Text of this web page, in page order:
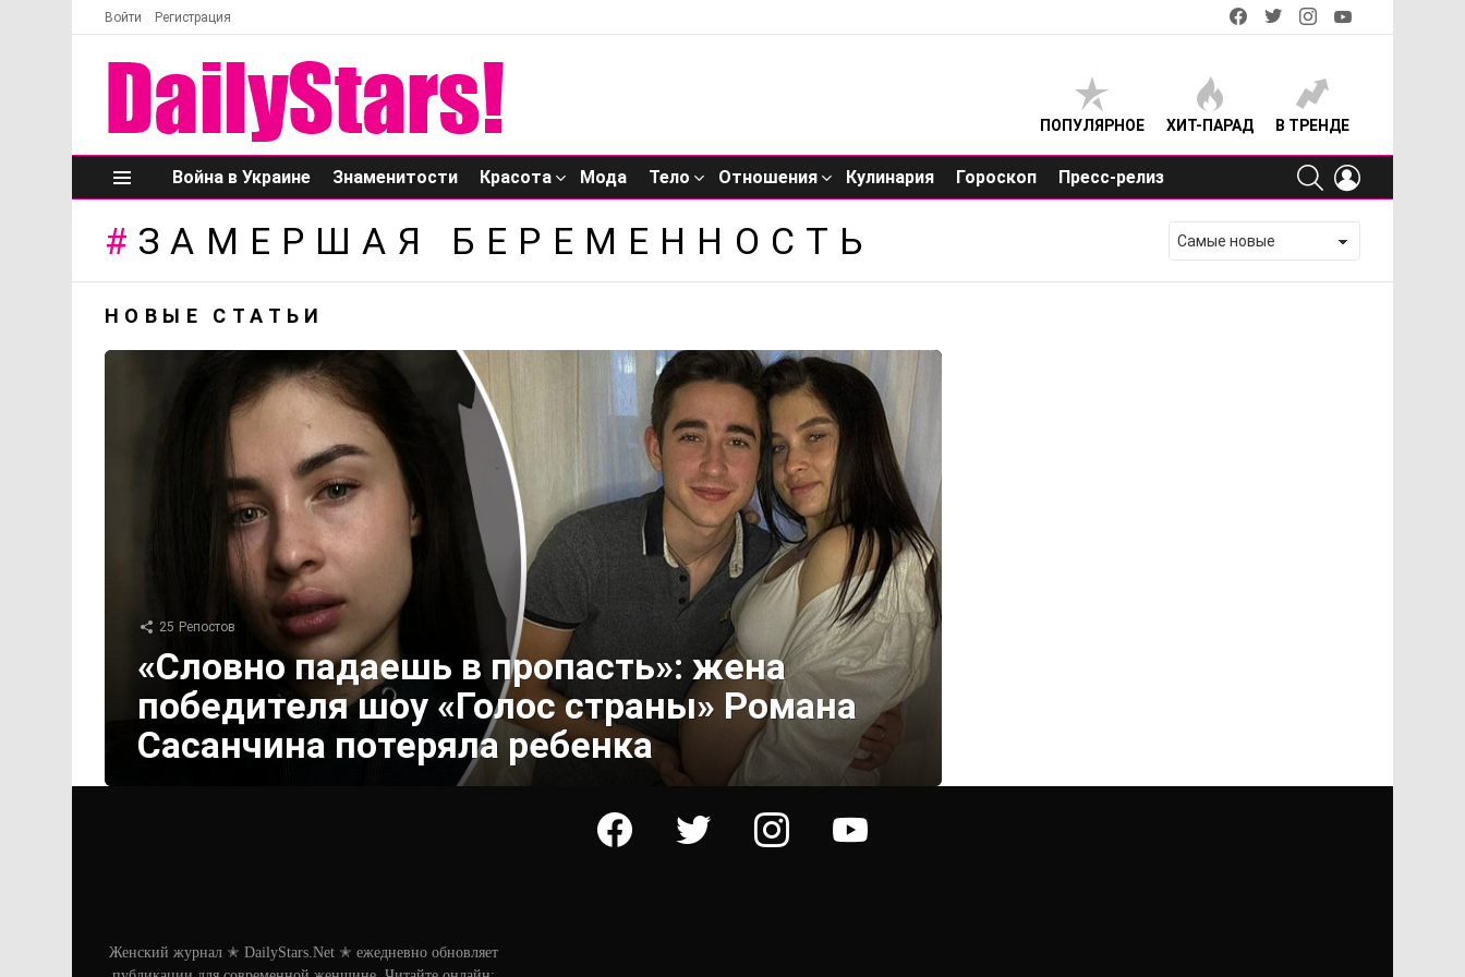
Войти Регистрация
facebooktwitterinstagram
ПОПУЛЯРНОЕ ХИТ-ПАРАД В ТРЕНДЕ
Меню
Война в Украине Знаменитости Красота Мода Тело Отношения Кулинария Гороскоп Пресс-релиз
SEARCH
ЗАМЕРШАЯ БЕРЕМЕННОСТЬ
НОВЫЕ СТАТЬИ
25 Репостов
«Словно падаешь в пропасть»: жена
победителя шоу «Голос страны» Романа
Сасанчина потеряла ребенка
facebook twitter instagram youtube
Женский журнал ✭ DailyStars.Net ✭ ежедневно обновляет